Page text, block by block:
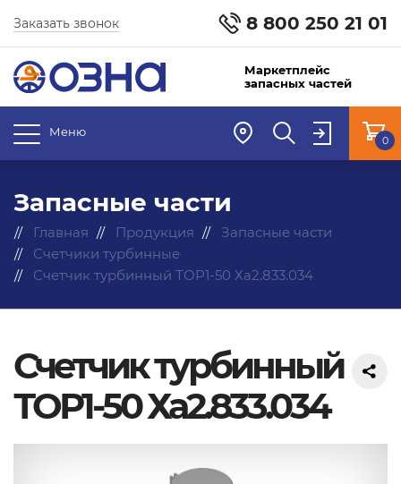
8 800 250 21 01
Заказать звонок
Маркетплейс
запасных частей
Меню
0
Запасные части
Главная Продукция
Запасные части
Счетчики турбинные
Счетчик турбинный ТОР1-50 Ха2.833.034
Счетчик турбинный
ТОР1-50 Ха2.833.034